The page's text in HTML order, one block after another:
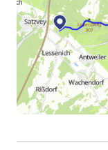
ununterbrochene
mindestens 190
Wieder führt
Feldern vorbei.
fällt das
eine Wasserburg